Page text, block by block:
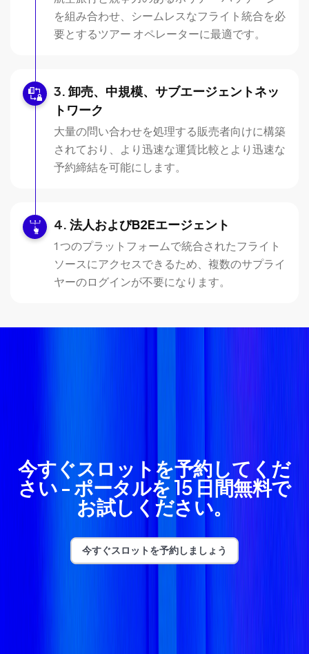
を組み合わせ、シームレスなフライト統合を必
要とするツアー オペレーターに最適です。
卸売、中規模、サブエージェントネッ
トワーク
大量の問い合わせを処理する販売者向けに構築
されており、より迅速な運賃比較とより迅速な
予約締結を可能にします。
法人およびB2Eエージェント
1 つのプラットフォームで統合されたフライト
ソースにアクセスできるため、複数のサプライ
ヤーのログインが不要になります。
今すぐスロットを予約してくだ
さい - ポータルを 15 日間無料で
お試しください。
今すぐスロットを予約しましょう